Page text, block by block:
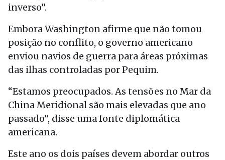
inverso”.
Embora Washington afirme que não tomou
posição no conflito, o governo americano
enviou navios de guerra para áreas próximas
das ilhas controladas por Pequim.
“Estamos preocupados. As tensões no Mar da
China Meridional são mais elevadas que ano
passado”, disse uma fonte diplomática
americana.
Este ano os dois países devem abordar outros